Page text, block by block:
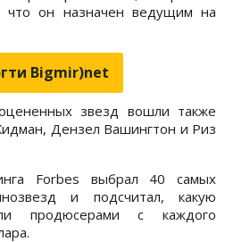
он назначен ведущим на
Bigmir)net
звезд вошли также
Дензел Вашингтон и Риз
Forbes выбрал 40 самых
и подсчитал, какую
продюсерами с каждого